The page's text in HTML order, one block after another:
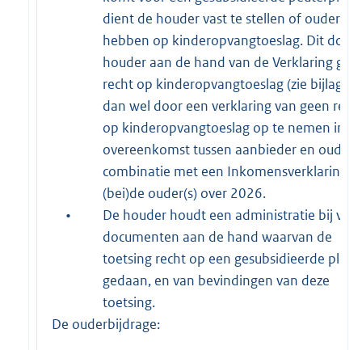
dient de houder vast te stellen of ouders
hebben op kinderopvangtoeslag. Dit doet
houder aan de hand van de Verklaring
recht op kinderopvangtoeslag (zie bijlage
dan wel door een verklaring van geen
op kinderopvangtoeslag op te nemen in
overeenkomst tussen aanbieder en
combinatie met een Inkomensverklaring
(bei)de ouder(s) over 2026.
•
De houder houdt een administratie bij van
documenten aan de hand waarvan de
toetsing recht op een gesubsidieerde plek
gedaan, en van bevindingen van deze
toetsing.
De ouderbijdrage: